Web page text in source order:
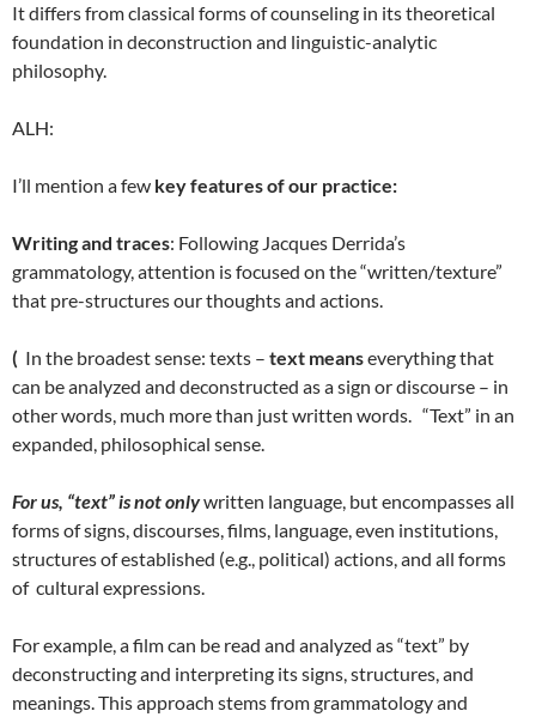
It differs from classical forms of counseling in its theoretical
foundation in deconstruction and linguistic-analytic
philosophy.
ALH:
I’ll mention a few key features of our practice:
Writing and traces: Following Jacques Derrida’s
grammatology, attention is focused on the “written/texture”
that pre-structures our thoughts and actions.
( In the broadest sense: texts – text meanseverything that
can be analyzed and deconstructed as a sign or discourse – in
other words, much more than just written words. “Text” in an
expanded, philosophical sense.
For us, “text” is not onlywritten language, but encompasses all
forms of signs, discourses, films, language, even institutions,
structures of established (e.g., political) actions, and all forms
of cultural expressions.
For example, a film can be read and analyzed as “text” by
deconstructing and interpreting its signs, structures, and
meanings. This approach stems from grammatology and